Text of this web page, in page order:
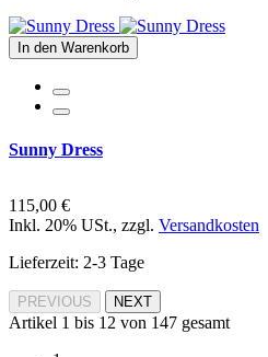
In den Warenkorb
Sunny Dress
115,00 €
Inkl. 20% USt., zzgl. Versandkosten
Lieferzeit: 2-3 Tage
PREVIOUS NEXT
Artikel 1 bis 12 von 147 gesamt